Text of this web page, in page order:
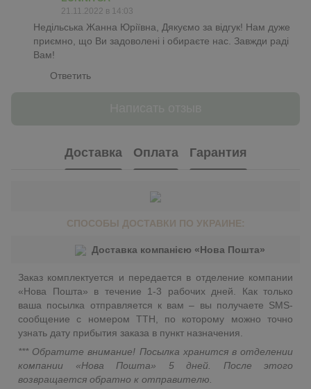
21.11.2022 в 14:03
Недільська Жанна Юріївна, Дякуємо за відгук! Нам дуже
приємно, що Ви задоволені і обираєте нас. Завжди раді
Вам!
Ответить
Доставка Оплата Гарантия
СПОСОБЫ ДОСТАВКИ ПО УКРАИНЕ:
Доставка компанією «Нова Пошта»
Заказ комплектуется и передается в отделение компании
«Нова Пошта» в течение 1-3 рабочих дней. Как только
ваша посылка отправляется к вам – вы получаете SMS-
сообщение с номером ТТН, по которому можно точно
узнать дату прибытия заказа в пункт назначения.
*** Обратите внимание! Посылка хранится в отделении
компании «Нова Пошта» 5 дней. После этого
возвращается обратно к отправителю.